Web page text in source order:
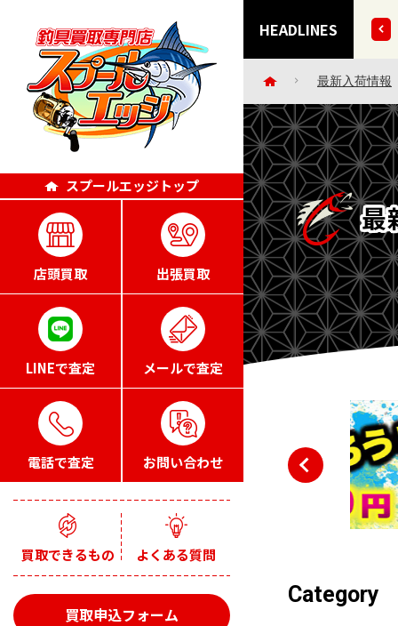
スプールエッジトップ
店頭買取 出張買取
LINEで査定 メールで査定
電話で査定 お問い合わせ
買取できるもの よくある質問
買取申込フォーム
HEADLINES
ど 35点掲載いたしました!!
最新入荷情報
最
Category